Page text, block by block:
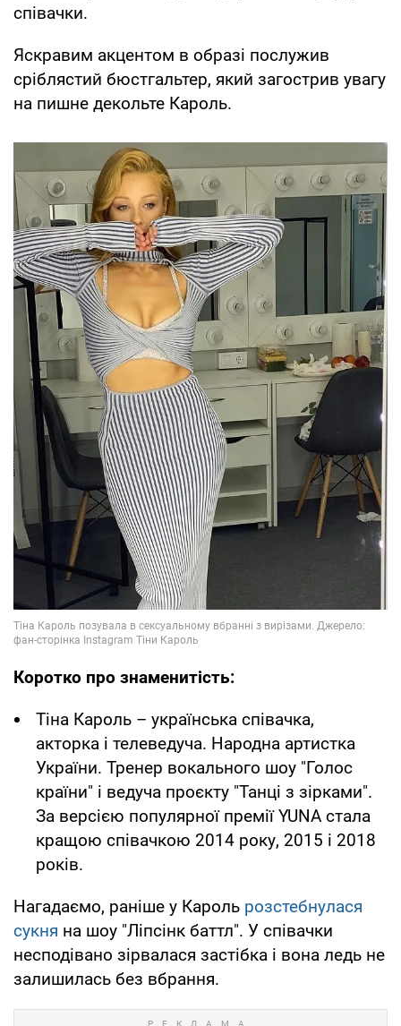
співачки.
Яскравим акцентом в образі послужив
сріблястий бюстгальтер, який загострив увагу
на пишне декольте Кароль.
Коротко про знаменитість:
Тіна Кароль – українська співачка,
акторка і телеведуча. Народна артистка
України. Тренер вокального шоу "Голос
країни" і ведуча проєкту "Танці з зірками".
За версією популярної премії YUNA стала
кращою співачкою 2014 року, 2015 і 2018
років.
Нагадаємо, раніше у Кароль розстебнулася
сукня на шоу "Ліпсінк баттл". У співачки
несподівано зірвалася застібка і вона ледь не
залишилась без вбрання.